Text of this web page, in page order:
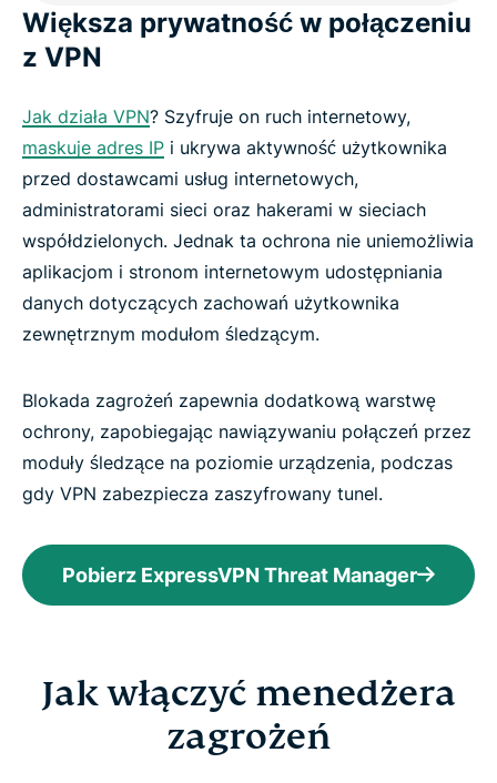
Większa prywatność w połączeniu
z VPN
Jak działa VPN? Szyfruje on ruch internetowy,
maskuje adres IP i ukrywa aktywność użytkownika
przed dostawcami usług internetowych,
administratorami sieci oraz hakerami w sieciach
współdzielonych. Jednak ta ochrona nie uniemożliwia
aplikacjom i stronom internetowym udostępniania
danych dotyczących zachowań użytkownika
zewnętrznym modułom śledzącym.
Blokada zagrożeń zapewnia dodatkową warstwę
ochrony, zapobiegając nawiązywaniu połączeń przez
moduły śledzące na poziomie urządzenia, podczas
gdy VPN zabezpiecza zaszyfrowany tunel.
Pobierz ExpressVPN Threat Manager
Jak włączyć menedżera
zagrożeń